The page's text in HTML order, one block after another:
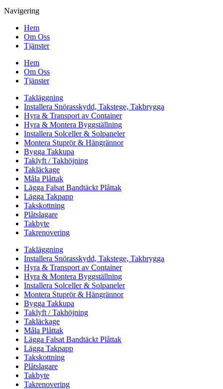
Navigering
Hem
Om Oss
Tjänster
Hem
Om Oss
Tjänster
Takläggning
Installera Snörasskydd, Takstege, Takbrygga
Hyra & Transport av Container
Hyra & Montera Byggställning
Installera Solceller & Solpaneler
Montera Stuprör & Hängrännor
Bygga Takkupa
Taklyft / Takhöjning
Takläckage
Måla Plåttak
Lägga Falsat Bandtäckt Plåttak
Lägga Takpapp
Takskottning
Plåtslagare
Takbyte
Takrenovering
Takläggning
Installera Snörasskydd, Takstege, Takbrygga
Hyra & Transport av Container
Hyra & Montera Byggställning
Installera Solceller & Solpaneler
Montera Stuprör & Hängrännor
Bygga Takkupa
Taklyft / Takhöjning
Takläckage
Måla Plåttak
Lägga Falsat Bandtäckt Plåttak
Lägga Takpapp
Takskottning
Plåtslagare
Takbyte
Takrenovering